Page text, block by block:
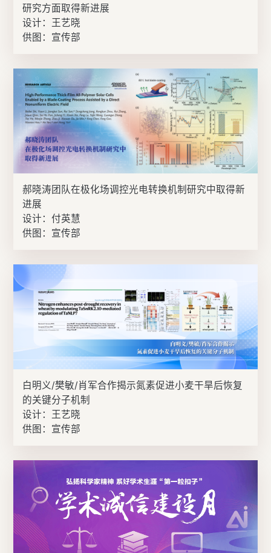
研究方面取得新进展
设计：王艺晓
供图：宣传部
郝晓涛团队在极化场调控光电转换机制研究中取得新
进展
设计：付英慧
供图：宣传部
白明义/樊敏/肖军合作揭示氮素促进小麦干旱后恢复
的关键分子机制
设计：王艺晓
供图：宣传部